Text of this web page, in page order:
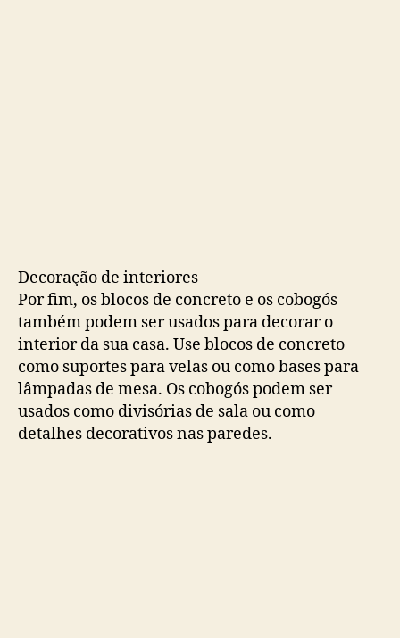
Decoração de interiores
Por fim, os blocos de concreto e os cobogós
também podem ser usados ​​para decorar o
interior da sua casa. Use blocos de concreto
como suportes para velas ou como bases para
lâmpadas de mesa. Os cobogós podem ser
usados ​​como divisórias de sala ou como
detalhes decorativos nas paredes.